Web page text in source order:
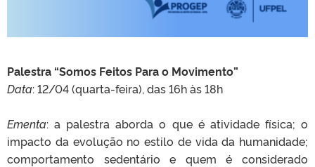
Palestra “Somos Feitos Para o Movimento”
Data: 12/04 (quarta-feira), das 16h às 18h
Ementa: a palestra aborda o que é atividade física; o
impacto da evolução no estilo de vida da humanidade;
comportamento sedentário e quem é considerado